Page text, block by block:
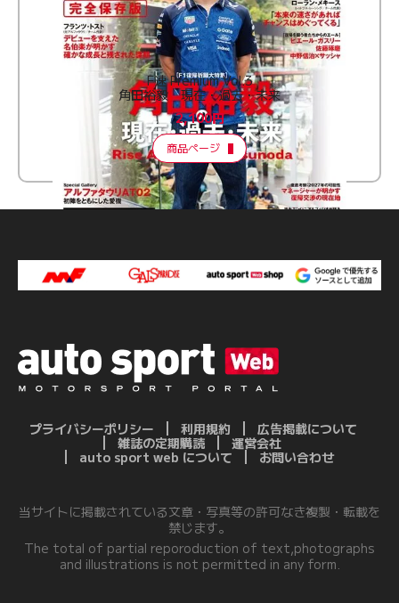
F速 Premium Vol.3
角田裕毅 現在・過去・未来
2,100円
商品ページ
プライバシーポリシー 利用規約
広告掲載について
雑誌の定期購読
運営会社
auto sport web について
お問い合わせ
当サイトに掲載されている文章・写真等の許可なき複製・転載を
禁じます。
The total of partial reporoduction of text,photographs
and illustrations is not permitted in any form.